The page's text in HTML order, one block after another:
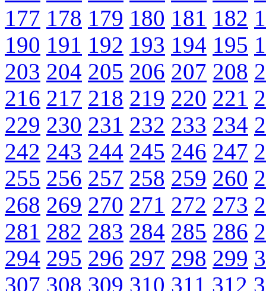
177 178 179 180 181 182
190 191 192 193 194 195
203 204 205 206 207 208
216 217 218 219 220 221
229 230 231 232 233 234
242 243 244 245 246 247
255 256 257 258 259 260
268 269 270 271 272 273
281 282 283 284 285 286
294 295 296 297 298 299
307 308 309 310 311 312